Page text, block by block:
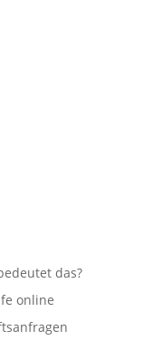
das?
online